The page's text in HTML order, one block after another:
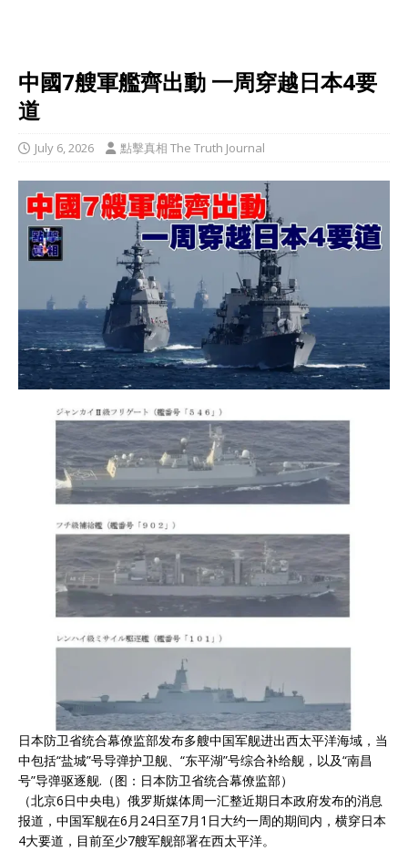
中國7艘軍艦齊出動 一周穿越日本4要
道
July 6, 2026 點擊真相 The Truth Journal
日本防卫省统合幕僚监部发布多艘中国军舰进出西太平洋海域，当
中包括“盐城”号导弹护卫舰、“东平湖”号综合补给舰，以及“南昌
号”导弹驱逐舰.（图：日本防卫省统合幕僚监部）
（北京6日中央电）俄罗斯媒体周一汇整近期日本政府发布的消息
报道，中国军舰在6月24日至7月1日大约一周的期间内，横穿日本
4大要道，目前至少7艘军舰部署在西太平洋。